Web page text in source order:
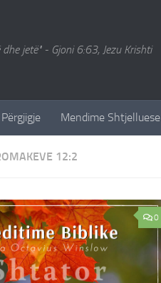
jetë" - Gjoni 6:63, Jezu Krishti
Mendime Shtjelluese
12:2
0